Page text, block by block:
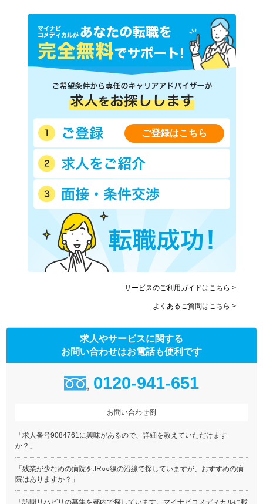
阪急今津線
阪急甲陽線
阪急伊丹線
神戸市営地下鉄西神・山手線
(新長田－名谷)
神戸市営地下鉄西神・山手線
(新神戸－新長田)
神戸市営地下鉄海岸線
神戸新交通六甲アイランド線
神戸高速線(三宮－西代)
神戸高速線(新開地－湊川)
神戸電鉄有馬線
神戸電鉄三田線
神戸電鉄公園都市線
北神急行電鉄
山陽電鉄本線
山陽電鉄網干線
能勢電鉄日生線
能勢電鉄妙見線
智頭急行
北近畿タンゴ鉄道宮津線
神戸新交通ポートアイランド
ご登録はこちら
サービスのご利用ガイドはこちら >
よくあるご質問はこちら >
求人やサービスに関する
お問い合わせはお電話も便利です
0120-941-651
お問い合わせ例
「求人番号9084761に興味があるので、詳細を教えていただけます
か？」
「残業が少なめの病院をJR○○線の沿線で探していますが、おすすめの病
院はありますか？」
「訪問リハビリの募集を都内で探しています。マイナビコメディカルに載